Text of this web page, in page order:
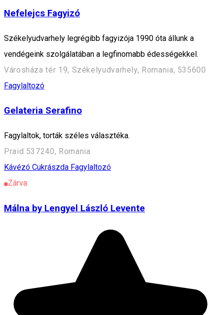
Nefelejcs Fagyizó
Székelyudvarhely legrégibb fagyizója 1990 óta állunk a
vendégeink szolgálatában a legfinomabb édességekkel.
Városháza tér 19, Székelyudvarhely, Romania, 535600
Fagylaltozó
Gelateria Serafino
Fagylaltok, torták széles választéka.
Praid 537240, Romania
Kávézó Cukrászda Fagylaltozó
Zárva
Málna by Lengyel László Levente